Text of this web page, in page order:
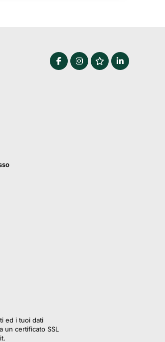
ed i tuoi dati
un certificato SSL